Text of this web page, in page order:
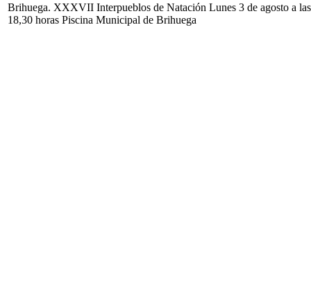
Brihuega. XXXVII Interpueblos de Natación Lunes 3 de agosto a las
18,30 horas Piscina Municipal de Brihuega